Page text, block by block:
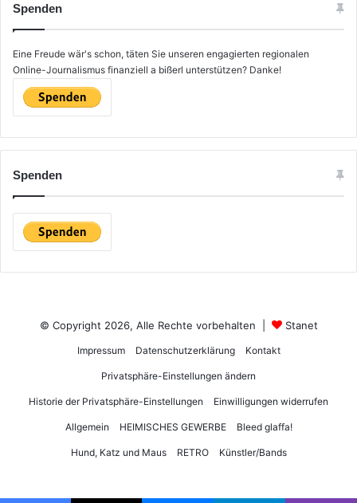
Spenden
Eine Freude wär's schon, täten Sie unseren engagierten regionalen
Online-Journalismus finanziell a bißerl unterstützen? Danke!
Spenden
© Copyright 2026, Alle Rechte vorbehalten | Stanet
Impressum Datenschutzerklärung Kontakt
Privatsphäre-Einstellungen ändern
Historie der Privatsphäre-Einstellungen Einwilligungen widerrufen
Allgemein HEIMISCHES GEWERBE Bleed glaffa!
Hund, Katz und Maus RETRO Künstler/Bands